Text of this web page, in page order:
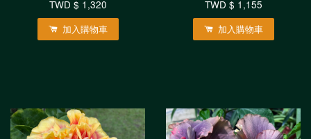
TWD $ 1,320
加入購物車
TWD $ 1,155
加入購物車